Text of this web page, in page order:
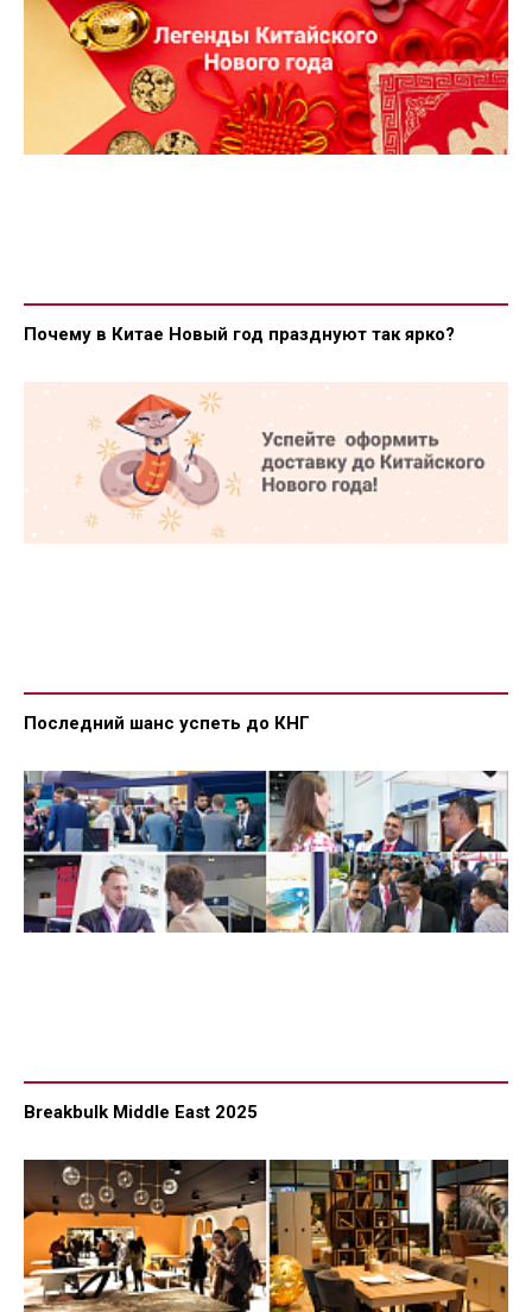
Почему в Китае Новый год празднуют так ярко?
Последний шанс успеть до КНГ
Breakbulk Middle East 2025